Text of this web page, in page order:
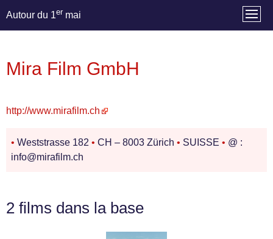
Autour du 1er mai
Mira Film GmbH
http://www.mirafilm.ch
• Weststrasse 182 • CH – 8003 Zürich • SUISSE • @ :
info@mirafilm.ch
2 films dans la base